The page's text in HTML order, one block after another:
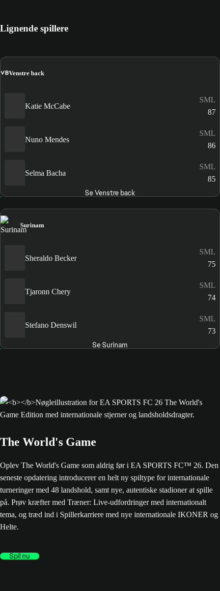
Lignende spillere
VBVenstre back
Katie McCabe
SML
87
Nuno Mendes
SML
86
Selma Bacha
SML
85
Se Venstre back
Surinam
Sheraldo Becker
SML
75
Tjaronn Chery
SML
74
Stefano Denswil
SML
73
Se Surinam
The World's Game
Oplev The World's Game som aldrig før i EA SPORTS FC™ 26. Den
seneste opdatering introducerer en helt ny spiltype for internationale
turneringer med 48 landshold, samt nye, autentiske stadioner at spille
på. Prøv kræfter med Træner: Live-udfordringer med internationalt
tema, og træd ind i Spillerkarriere med nye internationale IKONER og
Helte.
Spil nu